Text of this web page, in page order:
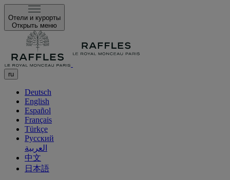
Отели и курорты
Открыть меню
ru
Deutsch
English
Español
Français
Türkçe
Русский
العربية
中文
日本語